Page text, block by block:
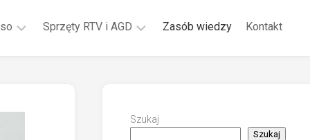
Sprzęty RTV i AGD Zasób wiedzy Kontakt
Szukaj
Szukaj